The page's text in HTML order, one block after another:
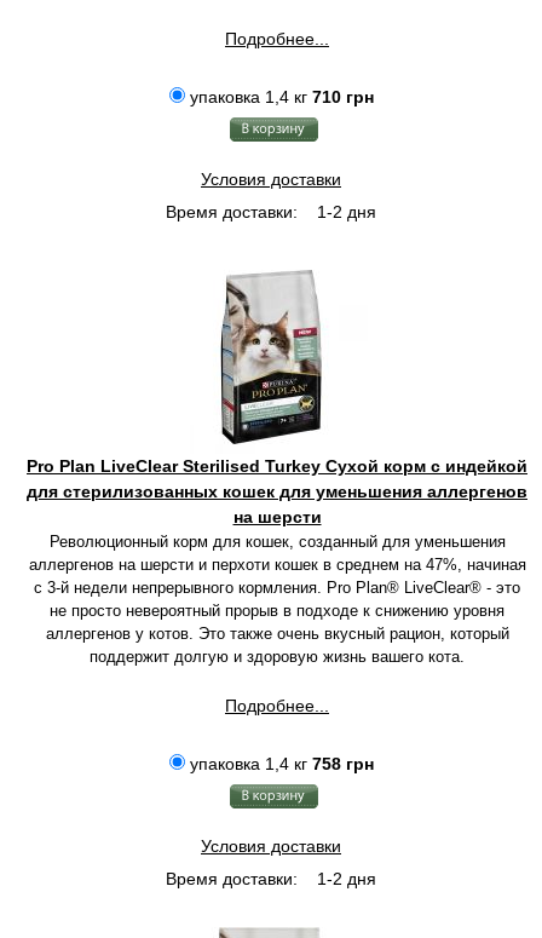
Подробнее...
упаковка 1,4 кг 710 грн
Условия доставки
Время доставки:
1-2 дня
Pro Plan LiveClear Sterilised Turkey Сухой корм с индейкой
для стерилизованных кошек для уменьшения аллергенов
на шерсти
Революционный корм для кошек, созданный для уменьшения
аллергенов на шерсти и перхоти кошек в среднем на 47%, начиная
с 3-й недели непрерывного кормления. Pro Plan® LiveClear® - это
не просто невероятный прорыв в подходе к снижению уровня
аллергенов у котов. Это также очень вкусный рацион, который
поддержит долгую и здоровую жизнь вашего кота.
Подробнее...
упаковка 1,4 кг 758 грн
Условия доставки
Время доставки:
1-2 дня